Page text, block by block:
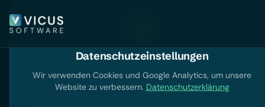
Dokumentation
Dokumentation durchsuchen
Datenschutzeinstellungen
Wir verwenden Cookies und Google Analytics, um unsere
Website zu verbessern. Datenschutzerklärung